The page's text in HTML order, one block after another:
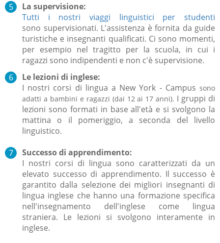
La supervisione:
Tutti i nostri viaggi linguistici per studenti
sono supervisionati. L'assistenza è fornita da guide
turistiche e insegnanti qualificati. Ci sono momenti,
per esempio nel tragitto per la scuola, in cui i
ragazzi sono indipendenti e non c'è supervisione.
Le lezioni di inglese:
I nostri corsi di lingua a New York - Campussono
adatti a bambini e ragazzi (dai 12 ai 17 anni). I gruppi di
lezioni sono formati in base all'età e si svolgono la
mattina o il pomeriggio, a seconda del livello
linguistico.
Successo di apprendimento:
I nostri corsi di lingua sono caratterizzati da un
elevato successo di apprendimento. Il successo è
garantito dalla selezione dei migliori insegnanti di
lingua inglese che hanno una formazione specifica
nell'insegnamento dell'inglese come lingua
straniera. Le lezioni si svolgono interamente in
inglese.